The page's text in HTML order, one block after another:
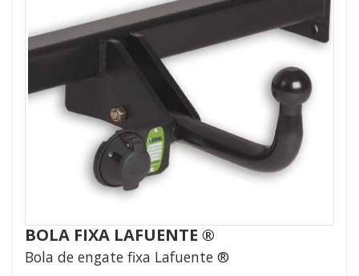
BOLA FIXA LAFUENTE ®
Bola de engate fixa Lafuente ®